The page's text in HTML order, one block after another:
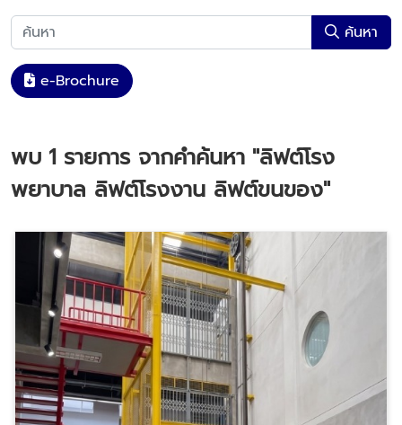
ค้นหา
e-Brochure
พบ 1 รายการ จากคำค้นหา "ลิฟต์โรง
พยาบาล ลิฟต์โรงงาน ลิฟต์ขนของ"